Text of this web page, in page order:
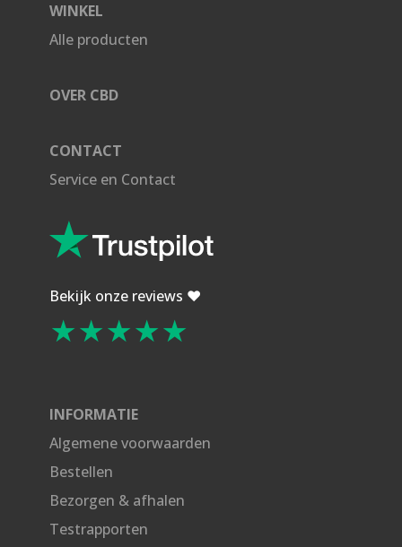
WINKEL
Alle producten
OVER CBD
CONTACT
Service en Contact
Bekijk onze reviews ❤️
★★★★★
INFORMATIE
Algemene voorwaarden
Bestellen
Bezorgen & afhalen
Testrapporten